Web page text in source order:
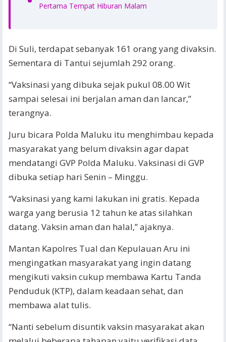
Pertama Tempat Hiburan Malam
Di Suli, terdapat sebanyak 161 orang yang divaksin.
Sementara di Tantui sejumlah 292 orang.
“Vaksinasi yang dibuka sejak pukul 08.00 Wit
sampai selesai ini berjalan aman dan lancar,”
terangnya.
Juru bicara Polda Maluku itu menghimbau kepada
masyarakat yang belum divaksin agar dapat
mendatangi GVP Polda Maluku. Vaksinasi di GVP
dibuka setiap hari Senin – Minggu.
“Vaksinasi yang kami lakukan ini gratis. Kepada
warga yang berusia 12 tahun ke atas silahkan
datang. Vaksin aman dan halal,” ajaknya.
Mantan Kapolres Tual dan Kepulauan Aru ini
mengingatkan masyarakat yang ingin datang
mengikuti vaksin cukup membawa Kartu Tanda
Penduduk (KTP), dalam keadaan sehat, dan
membawa alat tulis.
“Nanti sebelum disuntik vaksin masyarakat akan